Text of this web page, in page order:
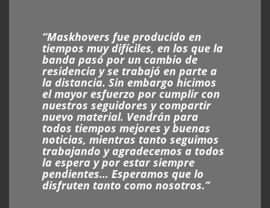
“Maskhovers fue producido en
tiempos muy difíciles, en los que la
banda pasó por un cambio de
residencia y se trabajó en parte a
la distancia. Sin embargo hicimos
el mayor esfuerzo por cumplir con
nuestros seguidores y compartir
nuevo material. Vendrán para
todos tiempos mejores y buenas
noticias, mientras tanto seguimos
trabajando y agradecemos a todos
la espera y por estar siempre
pendientes… Esperamos que lo
disfruten tanto como nosotros.”